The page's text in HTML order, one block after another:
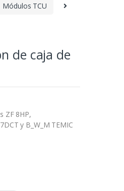
Módulos TCU
de caja de
ZF 8HP,
y B_W_M TEMIC